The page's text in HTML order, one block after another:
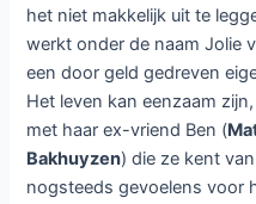
het niet makkelijk uit te
werkt onder de naam Jolie
een door geld gedreven
Het leven kan eenzaam
met haar ex-vriend Ben (
Bakhuyzen) die ze kent
nogsteeds gevoelens voor